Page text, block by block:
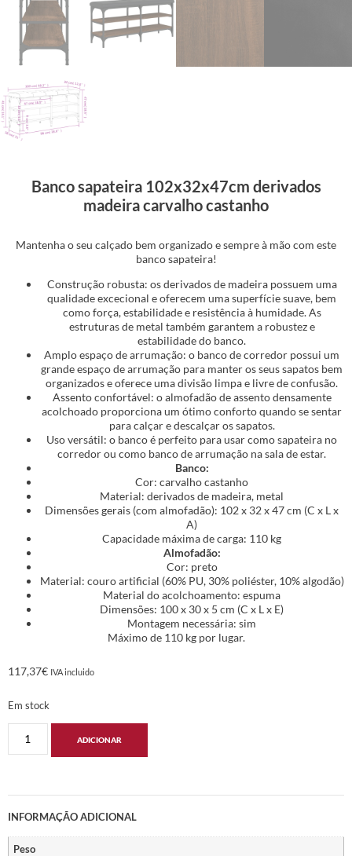
Banco sapateira 102x32x47cm derivados
madeira carvalho castanho
Mantenha o seu calçado bem organizado e sempre à mão com este
banco sapateira!
Construção robusta: os derivados de madeira possuem uma
qualidade excecional e oferecem uma superfície suave, bem
como força, estabilidade e resistência à humidade. As
estruturas de metal também garantem a robustez e
estabilidade do banco.
Amplo espaço de arrumação: o banco de corredor possui um
grande espaço de arrumação para manter os seus sapatos bem
organizados e oferece uma divisão limpa e livre de confusão.
Assento confortável: o almofadão de assento densamente
acolchoado proporciona um ótimo conforto quando se sentar
para calçar e descalçar os sapatos.
Uso versátil: o banco é perfeito para usar como sapateira no
corredor ou como banco de arrumação na sala de estar.
Banco:
Cor: carvalho castanho
Material: derivados de madeira, metal
Dimensões gerais (com almofadão): 102 x 32 x 47 cm (C x L x
A)
Capacidade máxima de carga: 110 kg
Almofadão:
Cor: preto
Material: couro artificial (60% PU, 30% poliéster, 10% algodão)
Material do acolchoamento: espuma
Dimensões: 100 x 30 x 5 cm (C x L x E)
Montagem necessária: sim
Máximo de 110 kg por lugar.
117,37€ IVA incluido
Em stock
ADICIONAR
INFORMAÇÃO ADICIONAL
Peso